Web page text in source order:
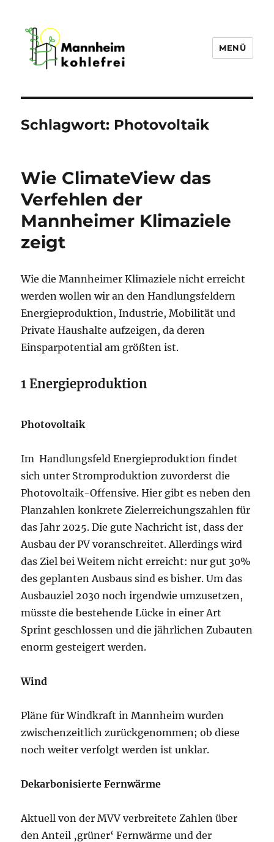
MENÜ
Schlagwort: Photovoltaik
Wie ClimateView das
Verfehlen der
Mannheimer Klimaziele
zeigt
Wie die Mannheimer Klimaziele nicht erreicht
werden wollen wir an den Handlungsfeldern
Energieproduktion, Industrie, Mobilität und
Private Haushalte aufzeigen, da deren
Einsparpotential am größten ist.
1 Energieproduktion
Photovoltaik
Im Handlungsfeld Energieproduktion findet
sich unter Stromproduktion zuvorderst die
Photovoltaik-Offensive. Hier gibt es neben den
Planzahlen konkrete Zielerreichungszahlen für
das Jahr 2025. Die gute Nachricht ist, dass der
Ausbau der PV voranschreitet. Allerdings wird
das Ziel bei Weitem nicht erreicht: nur gut 30%
des geplanten Ausbaus sind es bisher. Um das
Ausbauziel 2030 noch irgendwie umzusetzen,
müsste die bestehende Lücke in einer Art
Sprint geschlossen und die jährlichen Zubauten
enorm gesteigert werden.
Wind
Pläne für Windkraft in Mannheim wurden
zwischenzeitlich zurückgenommen; ob diese
noch weiter verfolgt werden ist unklar.
Dekarbonisierte Fernwärme
Aktuell von der MVV verbreitete Zahlen über
den Anteil ‚grüner‘ Fernwärme und der